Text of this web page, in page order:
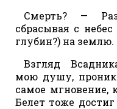
Смерть? —
сбрасывая с
глубин?) на землю.
Взгляд
мою душу,
самое мгновение,
Белет тоже